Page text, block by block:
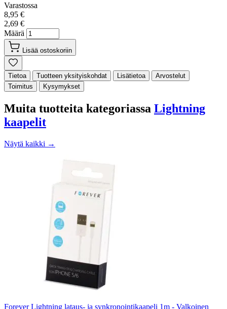
Varastossa
8,95 €
2,69 €
Määrä
Lisää ostoskoriin
Tietoa Tuotteen yksityiskohdat Lisätietoa
Arvostelut
Toimitus
Kysymykset
Muita tuotteita kategoriassa Lightning
kaapelit
Näytä kaikki →
Forever Lightning lataus- ja synkronointikaapeli 1m - Valkoinen